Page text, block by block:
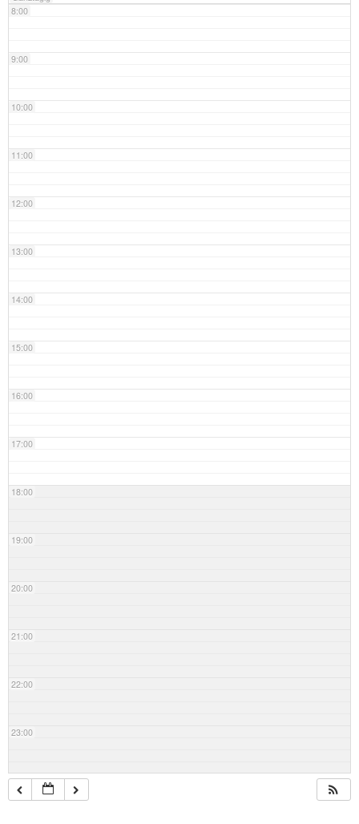
8:00
9:00
10:00
11:00
12:00
13:00
14:00
15:00
16:00
17:00
18:00
19:00
20:00
21:00
22:00
23:00